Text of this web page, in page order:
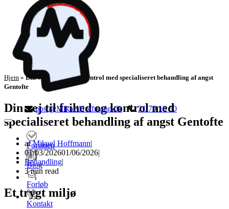
post@MikaelHoffmann.dk 21 79 18 50
Navigation
Forsiden
Blog
Forløb
Kontakt
Hjem »Din vej til frihed og kontrol med specialiseret behandling af angst
Gentofte
Din vej til frihed og kontrol med
specialiseret behandling af angst Gentofte
afMikael Hoffmann
01/03/202601/06/2026
Behandling
3 min read
Et trygt miljø